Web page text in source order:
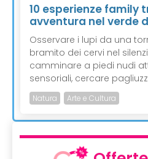
10 esperienze family
avventura nel verde
Osservare i lupi da una
bramito dei cervi nel
camminare a piedi nudi
sensoriali, cercare
Natura Arte e Cultura